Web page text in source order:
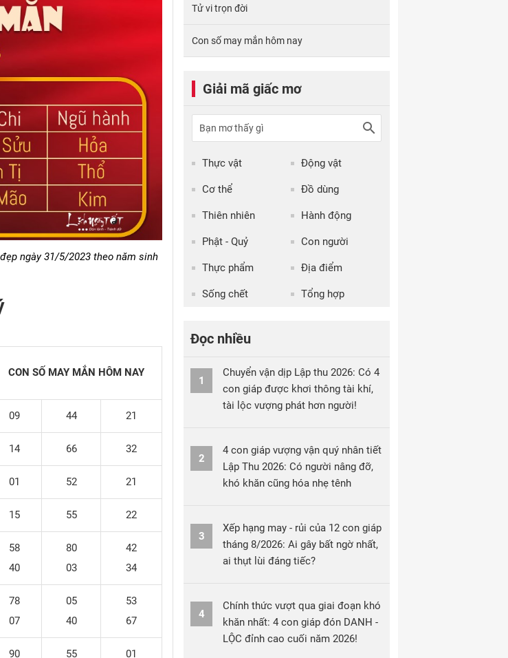
ngày 31/5/2023 theo năm sinh
CON SỐ MAY MẮN HÔM NAY
09 44 21
14 66 32
01 52 21
15 55 22
58
40
80
03
42
34
78
07
05
40
53
67
90 55 01
Tử vi trọn đời
Con số may mắn hôm nay
Giải mã giấc mơ
Thực vật Động vật
Cơ thể Đồ dùng
Thiên nhiên Hành động
Phật - Quỷ Con người
Thực phẩm Địa điểm
Sống chết Tổng hợp
Đọc nhiều
1
Chuyển vận dịp Lập thu 2026: Có 4
con giáp được khơi thông tài khí,
tài lộc vượng phát hơn người!
2
4 con giáp vượng vận quý nhân tiết
Lập Thu 2026: Có người nâng đỡ,
khó khăn cũng hóa nhẹ tênh
3
Xếp hạng may - rủi của 12 con giáp
tháng 8/2026: Ai gây bất ngờ nhất,
ai thụt lùi đáng tiếc?
4
Chính thức vượt qua giai đoạn khó
khăn nhất: 4 con giáp đón DANH -
LỘC đỉnh cao cuối năm 2026!